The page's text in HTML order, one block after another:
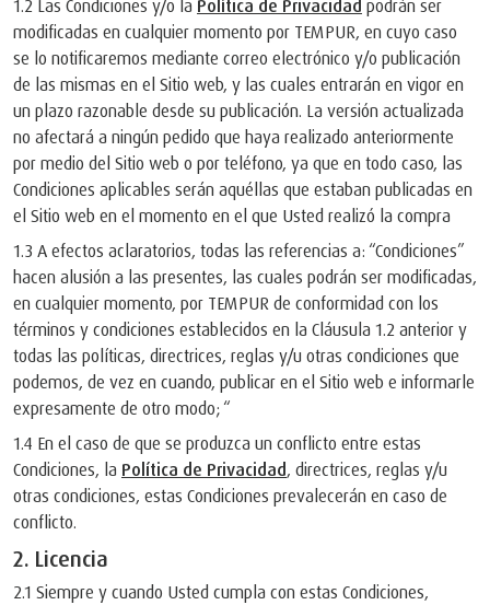
1.2 Las Condiciones y/o la Política de Privacidad podrán ser
modificadas en cualquier momento por TEMPUR, en cuyo caso
se lo notificaremos mediante correo electrónico y/o publicación
de las mismas en el Sitio web, y las cuales entrarán en vigor en
un plazo razonable desde su publicación. La versión actualizada
no afectará a ningún pedido que haya realizado anteriormente
por medio del Sitio web o por teléfono, ya que en todo caso, las
Condiciones aplicables serán aquéllas que estaban publicadas en
el Sitio web en el momento en el que Usted realizó la compra
1.3 A efectos aclaratorios, todas las referencias a: “Condiciones”
hacen alusión a las presentes, las cuales podrán ser modificadas,
en cualquier momento, por TEMPUR de conformidad con los
términos y condiciones establecidos en la Cláusula 1.2 anterior y
todas las políticas, directrices, reglas y/u otras condiciones que
podemos, de vez en cuando, publicar en el Sitio web e informarle
expresamente de otro modo; “
1.4 En el caso de que se produzca un conflicto entre estas
Condiciones, la Política de Privacidad, directrices, reglas y/u
otras condiciones, estas Condiciones prevalecerán en caso de
conflicto.
2. Licencia
2.1 Siempre y cuando Usted cumpla con estas Condiciones,